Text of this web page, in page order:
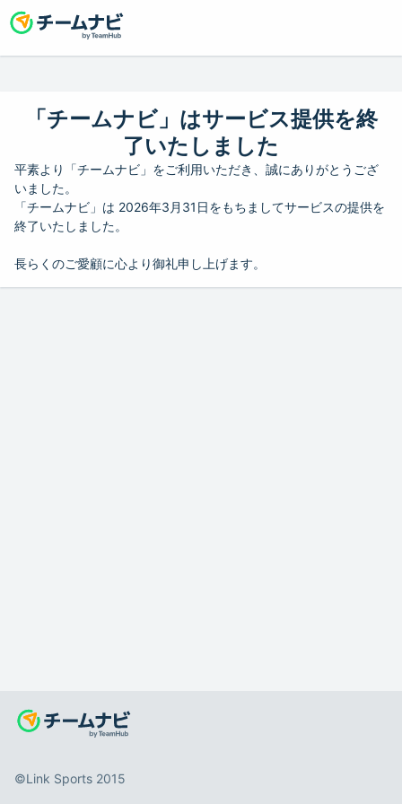
「チームナビ」はサービス提供を終
了いたしました
平素より「チームナビ」をご利用いただき、誠にありがとうござ
いました。
「チームナビ」は 2026年3月31日をもちましてサービスの提供を
終了いたしました。
長らくのご愛顧に心より御礼申し上げます。
©️Link Sports 2015